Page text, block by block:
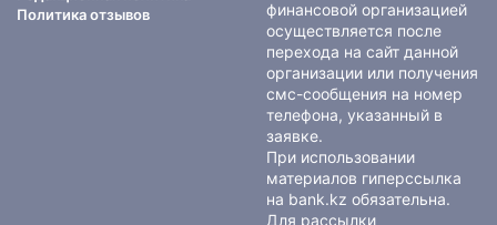
Политика отзывов
финансовой организацией
осуществляется после
перехода на сайт данной
организации или получения
смс-сообщения на номер
телефона, указанный в
заявке.
При использовании
материалов гиперссылка
на bank.kz обязательна.
Для рассылки